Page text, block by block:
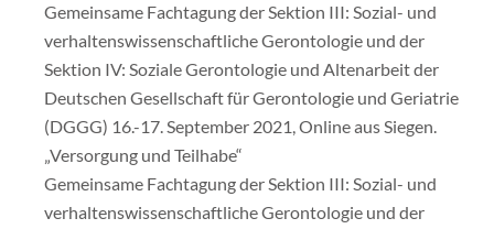
Gemeinsame Fachtagung der Sektion III: Sozial- und
verhaltenswissenschaftliche Gerontologie und der
Sektion IV: Soziale Gerontologie und Altenarbeit der
Deutschen Gesellschaft für Gerontologie und Geriatrie
(DGGG) 16.-17. September 2021, Online aus Siegen.
„Versorgung und Teilhabe“
Gemeinsame Fachtagung der Sektion III: Sozial- und
verhaltenswissenschaftliche Gerontologie und der